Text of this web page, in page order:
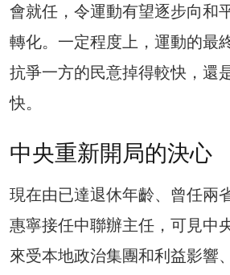
會就任，令運動有望逐步向和
轉化。一定程度上，運動的最
抗爭一方的民意掉得較快，還
快。
中央重新開局的決心
現在由已達退休年齡、曾任兩
惠寧接任中聯辦主任，可見中
來受本地政治集團和利益影響